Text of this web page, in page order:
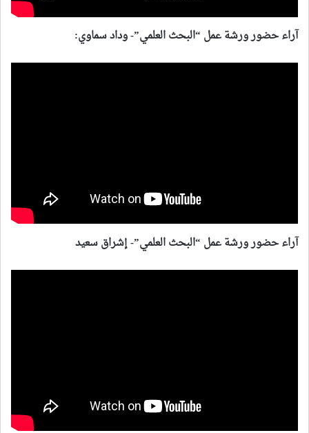
آراء حضور ورشة عمل “البحث العلمي”- وداد سماوي:
آراء حضور ورشة عمل “البحث العلمي”- إشراق سعيد